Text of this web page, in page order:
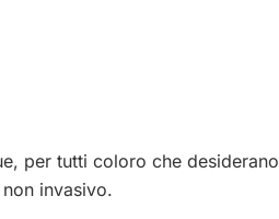
per tutti coloro che desiderano
invasivo.